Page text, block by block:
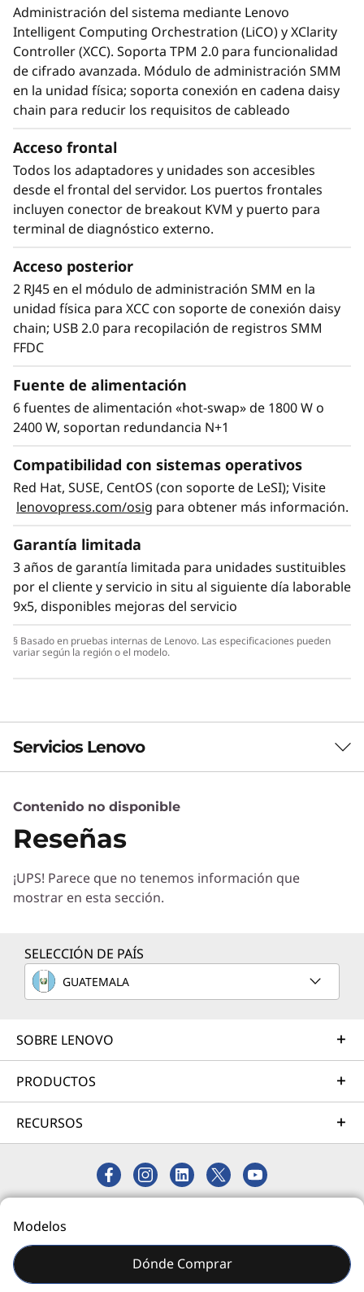
Eficiencia silenciosa
La refrigeración por agua del ThinkSystem
SD650 V2 mantiene los componentes a menor
temperatura sin ventiladores, que consumen
gran cantidad de energía. Los clientes que han
implementado sistemas DTN Neptune
Sin los ventiladores del sistema se elimina su
ruido y funcionan de forma extremadamente
silenciosa.
Administración del sistema mediante Lenovo
Intelligent Computing Orchestration (LiCO) y XClarity
Controller (XCC). Soporta TPM 2.0 para funcionalidad
de cifrado avanzada. Módulo de administración SMM
en la unidad física; soporta conexión en cadena daisy
chain para reducir los requisitos de cableado
Acceso frontal
Todos los adaptadores y unidades son accesibles
desde el frontal del servidor. Los puertos frontales
incluyen conector de breakout KVM y puerto para
terminal de diagnóstico externo.
Acceso posterior
2 RJ45 en el módulo de administración SMM en la
unidad física para XCC con soporte de conexión daisy
chain; USB 2.0 para recopilación de registros SMM
FFDC
Fuente de alimentación
6 fuentes de alimentación «hot-swap» de 1800 W o
2400 W, soportan redundancia N+1
Compatibilidad con sistemas operativos
Red Hat, SUSE, CentOS (con soporte de LeSI); Visite
lenovopress.com/osig para obtener más información.
Garantía limitada
3 años de garantía limitada para unidades sustituibles
por el cliente y servicio in situ al siguiente día laborable
9x5, disponibles mejoras del servicio
§ Basado en pruebas internas de Lenovo. Las especificaciones pueden
variar según la región o el modelo.
Servicios Lenovo
Servicios de Soluciones
Diseñe la mejor estrategia para su empresa.
correcta para sus exclusivas necesidades
empresariales.
Servicios de Implementación
ayudaremos a simplificar la implementación de nuevas
Más información
Servicios de Asistencia
Proteja su inversión en TI. Nuestros expertos están
día: 24/7/365.
Más información
Contenido no disponible
Reseñas
¡UPS! Parece que no tenemos información que
mostrar en esta sección.
SELECCIÓN DE PAÍS
GUATEMALA
SOBRE LENOVO
PRODUCTOS
RECURSOS
Modelos
Dónde Comprar